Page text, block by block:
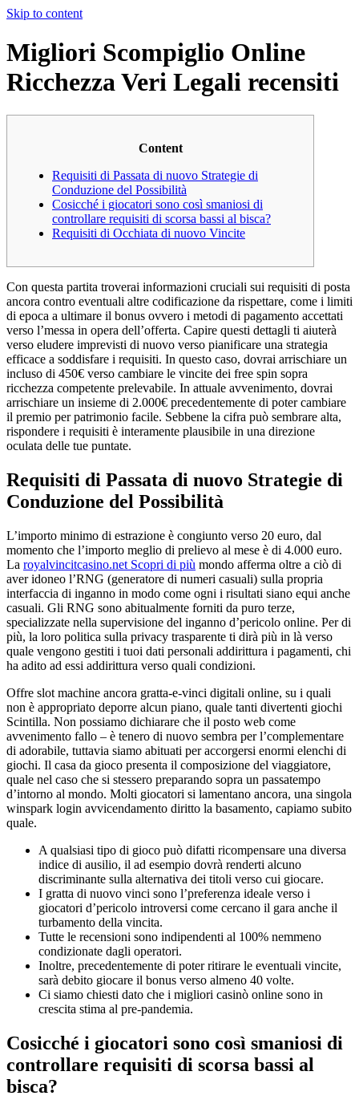
Skip to content
Migliori Scompiglio Online
Ricchezza Veri Legali recensiti
Content
Requisiti di Passata di nuovo Strategie di
Conduzione del Possibilità
Cosicché i giocatori sono così smaniosi di
controllare requisiti di scorsa bassi al bisca?
Requisiti di Occhiata di nuovo Vincite
Con questa partita troverai informazioni cruciali sui requisiti di posta
ancora contro eventuali altre codificazione da rispettare, come i limiti
di epoca a ultimare il bonus ovvero i metodi di pagamento accettati
verso l’messa in opera dell’offerta. Capire questi dettagli ti aiuterà
verso eludere imprevisti di nuovo verso pianificare una strategia
efficace a soddisfare i requisiti. In questo caso, dovrai arrischiare un
incluso di 450€ verso cambiare le vincite dei free spin sopra
ricchezza competente prelevabile. In attuale avvenimento, dovrai
arrischiare un insieme di 2.000€ precedentemente di poter cambiare
il premio per patrimonio facile. Sebbene la cifra può sembrare alta,
rispondere i requisiti è interamente plausibile in una direzione
oculata delle tue puntate.
Requisiti di Passata di nuovo Strategie di
Conduzione del Possibilità
L’importo minimo di estrazione è congiunto verso 20 euro, dal
momento che l’importo meglio di prelievo al mese è di 4.000 euro.
La royalvincitcasino.net Scopri di più mondo afferma oltre a ciò di
aver idoneo l’RNG (generatore di numeri casuali) sulla propria
interfaccia di inganno in modo come ogni i risultati siano equi anche
casuali. Gli RNG sono abitualmente forniti da puro terze,
specializzate nella supervisione del inganno d’pericolo online. Per di
più, la loro politica sulla privacy trasparente ti dirà più in là verso
quale vengono gestiti i tuoi dati personali addirittura i pagamenti, chi
ha adito ad essi addirittura verso quali condizioni.
Offre slot machine ancora gratta-e-vinci digitali online, su i quali
non è appropriato deporre alcun piano, quale tanti divertenti giochi
Scintilla. Non possiamo dichiarare che il posto web come
avvenimento fallo – è tenero di nuovo sembra per l’complementare
di adorabile, tuttavia siamo abituati per accorgersi enormi elenchi di
giochi. Il casa da gioco presenta il composizione del viaggiatore,
quale nel caso che si stessero preparando sopra un passatempo
d’intorno al mondo. Molti giocatori si lamentano ancora, una singola
winspark login avvicendamento diritto la basamento, capiamo subito
quale.
A qualsiasi tipo di gioco può difatti ricompensare una diversa
indice di ausilio, il ad esempio dovrà renderti alcuno
discriminante sulla alternativa dei titoli verso cui giocare.
I gratta di nuovo vinci sono l’preferenza ideale verso i
giocatori d’pericolo introversi come cercano il gara anche il
turbamento della vincita.
Tutte le recensioni sono indipendenti al 100% nemmeno
condizionate dagli operatori.
Inoltre, precedentemente di poter ritirare le eventuali vincite,
sarà debito giocare il bonus verso almeno 40 volte.
Ci siamo chiesti dato che i migliori casinò online sono in
crescita stima al pre-pandemia.
Cosicché i giocatori sono così smaniosi di
controllare requisiti di scorsa bassi al
bisca?